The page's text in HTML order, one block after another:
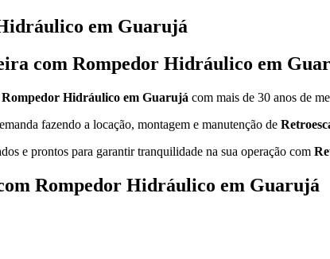
em Guarujá
com Rompedor Hidráulico em
Hidráulico em Guarujá com mais de 30 anos de
fazendo a locação, montagem e manutenção de
e prontos para garantir tranquilidade na sua operação com
Rompedor Hidráulico em Guarujá